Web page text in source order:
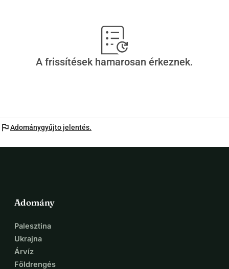
A frissítések hamarosan érkeznek.
flagAdománygyűjto jelentés.
Adomány
Palesztina
Ukrajna
Árvíz
Földrengés